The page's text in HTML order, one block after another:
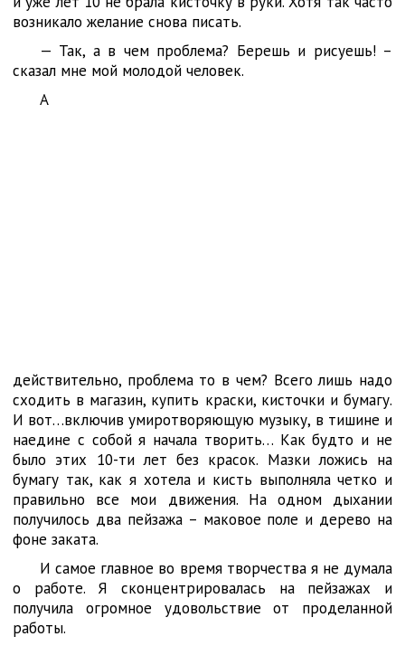
возникало желание снова писать.
— Так, а в чем проблема? Берешь и рисуешь! –
сказал мне мой молодой человек.
А
действительно, проблема то в чем? Всего лишь надо
сходить в магазин, купить краски, кисточки и бумагу.
И вот…включив умиротворяющую музыку, в тишине и
наедине с собой я начала творить… Как будто и не
было этих 10-ти лет без красок. Мазки ложись на
бумагу так, как я хотела и кисть выполняла четко и
правильно все мои движения. На одном дыхании
получилось два пейзажа – маковое поле и дерево на
фоне заката.
И самое главное во время творчества я не думала
о работе. Я сконцентрировалась на пейзажах и
получила огромное удовольствие от проделанной
работы.